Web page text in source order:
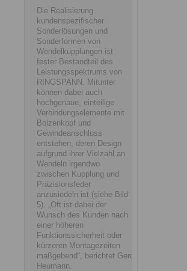
Die Realisierung
kundenspezifischer
Sonderlösungen und
Sonderformen von
Wendelkupplungen ist
fester Bestandteil des
Leistungsspektrums von
RINGSPANN. Mitunter
können dabei auch
hochgenaue, einteilige
Verbindungselemente mit
Bolzenkopf und
Gewindeanschluss
entstehen, deren Design
aufgrund ihrer Vielzahl an
Wendeln irgendwo
zwischen Kupplung und
Präzisionsfeder
anzusiedeln ist (siehe Bild
5). „Oft ist dabei der
Wunsch des Kunden nach
einer höheren
Funktionssicherheit oder
kürzeren Montagezeiten
maßgebend“, berichtet Gerd
Heumann.